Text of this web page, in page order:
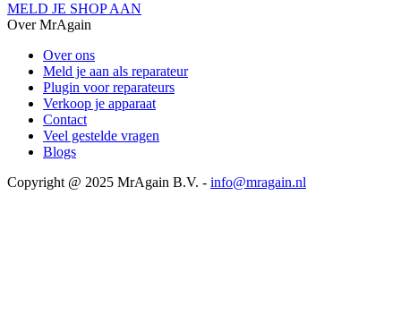
MELD JE SHOP AAN
Over MrAgain
Over ons
Meld je aan als reparateur
Plugin voor reparateurs
Verkoop je apparaat
Contact
Veel gestelde vragen
Blogs
Copyright @ 2025 MrAgain B.V. - info@mragain.nl